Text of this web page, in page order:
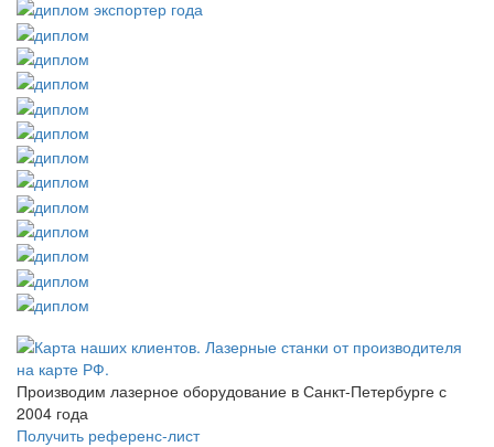
Производим лазерное оборудование в Санкт-Петербурге с
2004 года
Получить референс-лист